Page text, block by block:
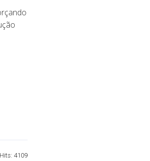
Hits: 4109